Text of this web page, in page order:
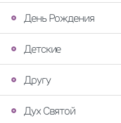
День Рождения
Детские
Другу
Дух Святой